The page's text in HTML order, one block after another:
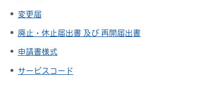
変更届
廃止・休止届出書 及び 再開届出書
申請書様式
サービスコード